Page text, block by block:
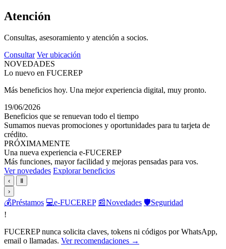
Atención
Consultas, asesoramiento y atención a socios.
Consultar Ver ubicación
NOVEDADES
Lo nuevo en FUCEREP
Más beneficios hoy. Una mejor experiencia digital, muy pronto.
19/06/2026
Beneficios que se renuevan todo el tiempo
Sumamos nuevas promociones y oportunidades para tu tarjeta de
crédito.
PRÓXIMAMENTE
Una nueva experiencia e-FUCEREP
Más funciones, mayor facilidad y mejoras pensadas para vos.
Ver novedades Explorar beneficios
‹
Ⅱ
›
💰Préstamos 💻e-FUCEREP 📰Novedades 🛡️Seguridad
!
FUCEREP nunca solicita claves, tokens ni códigos por WhatsApp,
email o llamadas. Ver recomendaciones →